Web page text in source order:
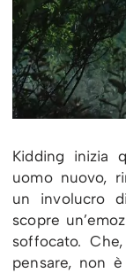
Kidding inizia
uomo nuovo,
un involucro
scopre
soffocato.
pensare, non